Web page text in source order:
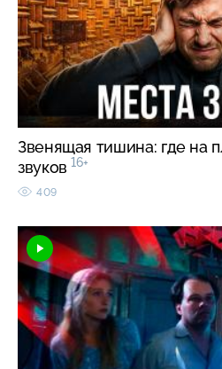
Звенящая тишина: где на
звуков 16+
409